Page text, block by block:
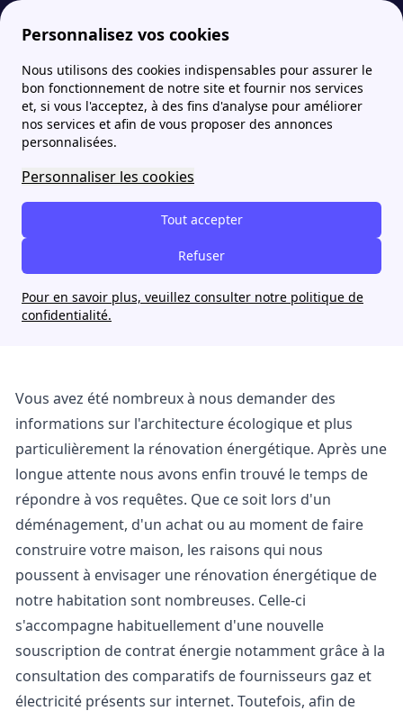
Personnalisez vos cookies
Nous utilisons des cookies indispensables pour assurer le
bon fonctionnement de notre site et fournir nos services
et, si vous l'acceptez, à des fins d'analyse pour améliorer
nos services et afin de vous proposer des annonces
personnalisées.
Personnaliser les cookies
Tout accepter
Refuser
Pour en savoir plus, veuillez consulter notre politique de
confidentialité.
Fournisseur-Energie Actualites Architecture écologique : zoom sur l’agence Bio Teknik Consulting
Architecture écologique :
zoom sur l’agence Bio
Teknik Consulting
8 mai 2024
Vous avez été nombreux à nous demander des
informations sur l'architecture écologique et plus
particulièrement la rénovation énergétique. Après une
longue attente nous avons enfin trouvé le temps de
répondre à vos requêtes. Que ce soit lors d'un
déménagement, d'un achat ou au moment de faire
construire votre maison, les raisons qui nous
poussent à envisager une rénovation énergétique de
notre habitation sont nombreuses. Celle-ci
s'accompagne habituellement d'une nouvelle
souscription de contrat énergie notamment grâce à la
consultation des comparatifs de fournisseurs gaz et
électricité présents sur internet. Toutefois, afin de